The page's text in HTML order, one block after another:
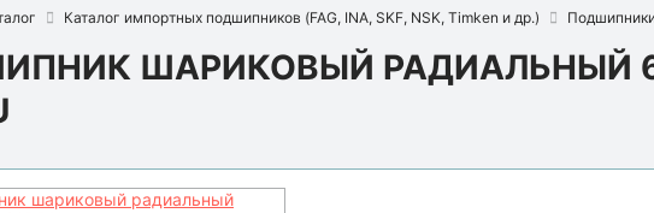
Каталог импортных подшипников (FAG, INA, SKF, NSK, Timken и др.)
ШАРИКОВЫЙ РАДИАЛЬНЫЙ